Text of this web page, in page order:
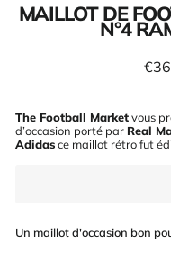
MAILLOT DE
N°4
Prix
The Football Marketvous
d’occasion porté par Real
Adidasce maillot rétro fut
Un maillot d'occasion bon